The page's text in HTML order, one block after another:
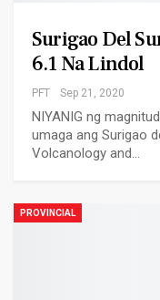
Surigao Del
6.1 Na Lindol
PFT Sep 21, 2020
NIYANIG ng
umaga ang Surigao
Volcanology and…
PROVINCIAL